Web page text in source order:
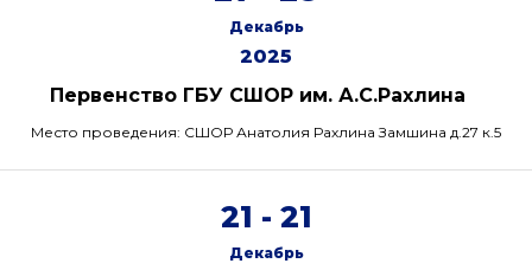
Декабрь
2025
Первенство ГБУ СШОР им. А.С.Рахлина
Место проведения: СШОР Анатолия Рахлина Замшина д.27 к.5
21 - 21
Декабрь